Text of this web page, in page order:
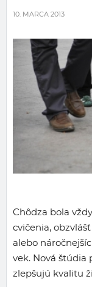
10. MARCA 2013
Chôdza bola
cvičenia,
alebo
vek. Nová štúdia
zlepšujú kvalitu